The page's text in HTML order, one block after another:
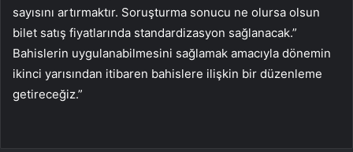
sayısını artırmaktır. Soruşturma sonucu ne olursa olsun
bilet satış fiyatlarında standardizasyon sağlanacak.”
Bahislerin uygulanabilmesini sağlamak amacıyla dönemin
ikinci yarısından itibaren bahislere ilişkin bir düzenleme
getireceğiz.”